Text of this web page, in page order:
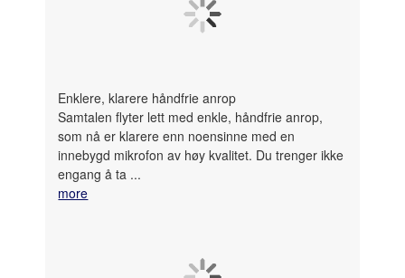
Enklere, klarere håndfrie anrop
Samtalen flyter lett med enkle, håndfrie anrop,
som nå er klarere enn noensinne med en
innebygd mikrofon av høy kvalitet. Du trenger ikke
engang å ta ...
more